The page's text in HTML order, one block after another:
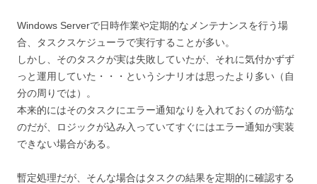
Windows Serverで日時作業や定期的なメンテナンスを行う場
合、タスクスケジューラで実行することが多い。
しかし、そのタスクが実は失敗していたが、それに気付かずず
っと運用していた・・・というシナリオは思ったより多い（自
分の周りでは）。
本来的にはそのタスクにエラー通知なりを入れておくのが筋な
のだが、ロジックが込み入っていてすぐにはエラー通知が実装
できない場合がある。
暫定処理だが、そんな場合はタスクの結果を定期的に確認する